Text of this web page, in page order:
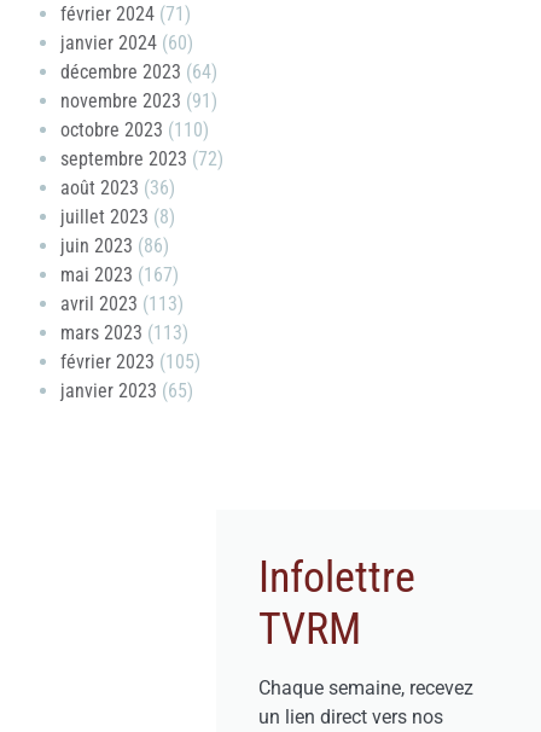
février 2024 (71)
janvier 2024 (60)
décembre 2023 (64)
novembre 2023 (91)
octobre 2023 (110)
septembre 2023 (72)
août 2023 (36)
juillet 2023 (8)
juin 2023 (86)
mai 2023 (167)
avril 2023 (113)
mars 2023 (113)
février 2023 (105)
janvier 2023 (65)
Infolettre
TVRM
Chaque semaine, recevez
un lien direct vers nos